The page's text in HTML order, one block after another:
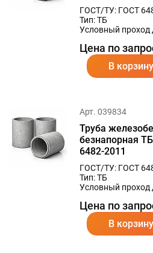
ГОСТ/ТУ: ГОСТ
Тип: ТБ
Условный проход
Цена по
В корзину
Арт. 039834
Труба
безнапорная
6482-2011
ГОСТ/ТУ: ГОСТ
Тип: ТБ
Условный проход
Цена по
В корзину